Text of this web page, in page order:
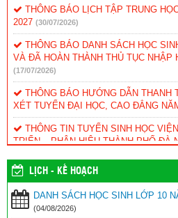
THÔNG BÁO LỊCH TẬP TRUNG
2027 (30/07/2026)
THÔNG BÁO DANH SÁCH HỌC
VÀ ĐÃ HOÀN THÀNH THỦ TỤC NHẬP
(17/07/2026)
THÔNG BÁO HƯỚNG DẪN THANH
XÉT TUYỂN ĐẠI HỌC, CAO ĐẲNG
THÔNG TIN TUYỂN SINH HỌC
TRIỂN – PHÂN HIỆU THÀNH PHỐ ĐÀ
KẾ HOẠCH TUYỂN SINH BỔ SUNG
– 2027
(12/07/2026)
Kế hoạch xét thăng hạng chức danh
LỊCH - KẾ HOẠCH
DANH SÁCH HỌC SINH LỚP 10
(04/08/2026)